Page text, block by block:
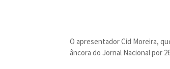
O apresentador Cid Moreira,
âncora do Jornal Nacional por